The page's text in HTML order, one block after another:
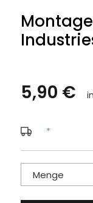
5,90 €
*
Menge